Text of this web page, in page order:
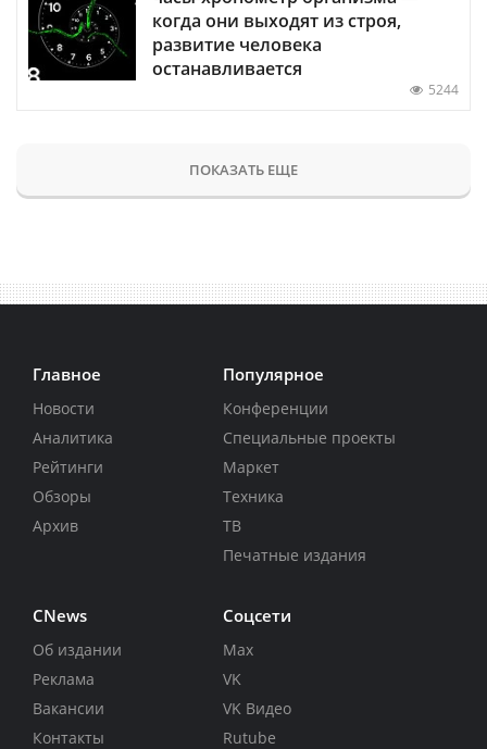
когда они выходят из строя,
развитие человека
останавливается
5244
ПОКАЗАТЬ ЕЩЕ
Главное
Новости
Аналитика
Рейтинги
Обзоры
Архив
Популярное
Конференции
Специальные проекты
Маркет
Техника
ТВ
Печатные издания
CNews
Об издании
Реклама
Вакансии
Контакты
Соцсети
Max
VK
VK Видео
Rutube